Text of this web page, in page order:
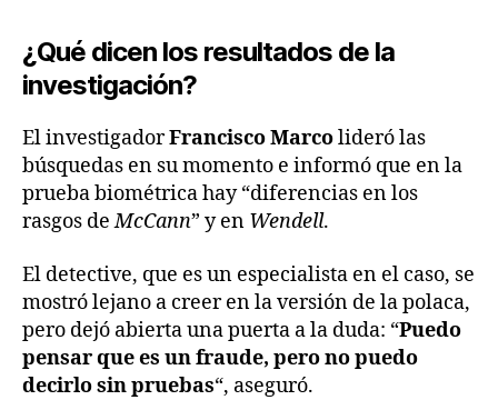
¿Qué dicen los resultados de la
investigación?
El investigadorFranciscoMarcolideró las
búsquedas en su momento e informó que en la
prueba biométrica hay “diferencias en los
rasgos deMcCann” y en Wendell.
El detective, que es un especialista en el caso, se
mostró lejano a creer en la versión de la polaca,
pero dejó abierta una puerta a la duda: “Puedo
pensar que es un fraude, pero no puedo
decirlo sin pruebas“, aseguró.